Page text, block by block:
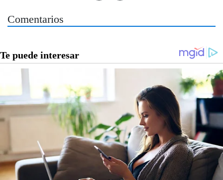
Comentarios